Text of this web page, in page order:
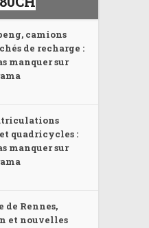
camions
de recharge :
manquer sur
quadricycles :
manquer sur
de Rennes,
et nouvelles